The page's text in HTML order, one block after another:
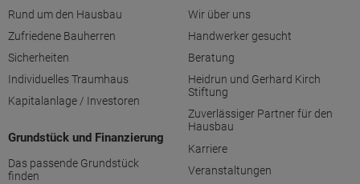
Rund um den Hausbau
Zufriedene Bauherren
Sicherheiten
Individuelles Traumhaus
Kapitalanlage / Investoren
Grundstück und Finanzierung
Das passende Grundstück
finden
Wir über uns
Handwerker gesucht
Beratung
Heidrun und Gerhard Kirch
Stiftung
Zuverlässiger Partner für den
Hausbau
Karriere
Veranstaltungen